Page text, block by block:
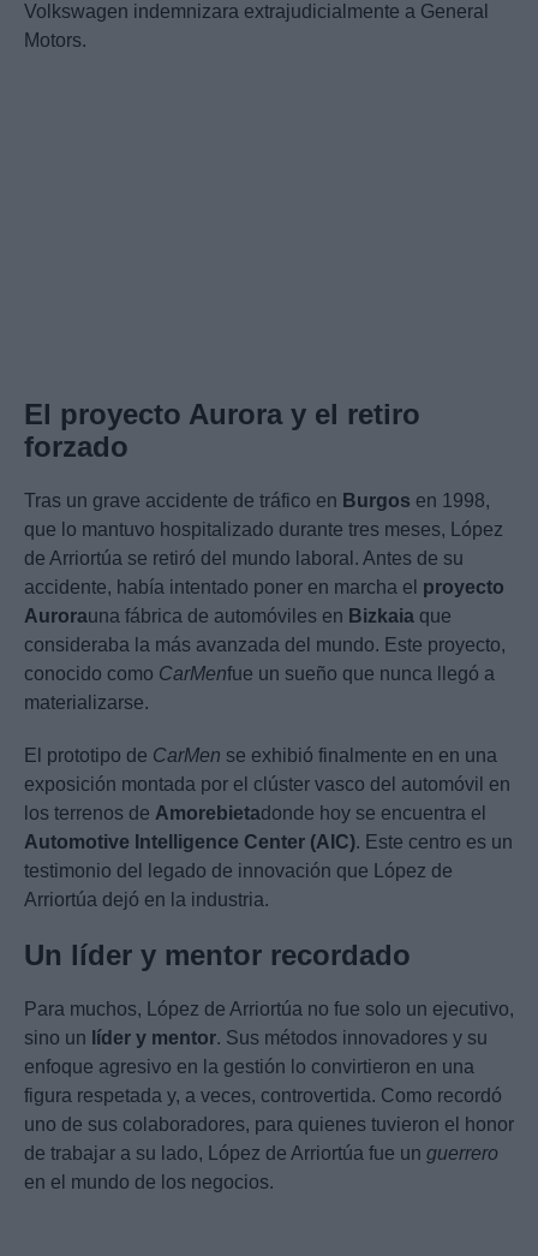
Volkswagen indemnizara extrajudicialmente a General
Motors.
El proyecto Aurora y el retiro
forzado
Tras un grave accidente de tráfico en Burgos en 1998,
que lo mantuvo hospitalizado durante tres meses, López
de Arriortúa se retiró del mundo laboral. Antes de su
accidente, había intentado poner en marcha el proyecto
Aurorauna fábrica de automóviles en Bizkaia que
consideraba la más avanzada del mundo. Este proyecto,
conocido como CarMenfue un sueño que nunca llegó a
materializarse.
El prototipo de CarMen se exhibió finalmente en en una
exposición montada por el clúster vasco del automóvil en
los terrenos de Amorebietadonde hoy se encuentra el
Automotive Intelligence Center (AIC). Este centro es un
testimonio del legado de innovación que López de
Arriortúa dejó en la industria.
Un líder y mentor recordado
Para muchos, López de Arriortúa no fue solo un ejecutivo,
sino un líder y mentor. Sus métodos innovadores y su
enfoque agresivo en la gestión lo convirtieron en una
figura respetada y, a veces, controvertida. Como recordó
uno de sus colaboradores, para quienes tuvieron el honor
de trabajar a su lado, López de Arriortúa fue un guerrero
en el mundo de los negocios.